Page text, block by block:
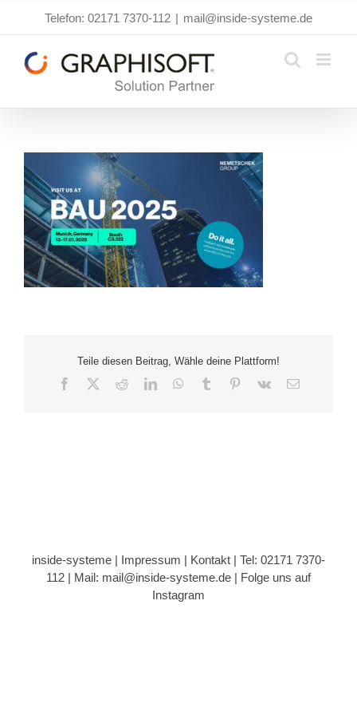
springen
Telefon: 02171 7370-112 | mail@inside-systeme.de
Teile diesen Beitrag, Wähle deine Plattform!
Facebook RedditLinkedInWhatsApp
Tumblr Pinterest
Vk
E-
inside-systeme | Impressum | Kontakt | Tel: 02171 7370-
112 | Mail: mail@inside-systeme.de | Folge uns auf
Instagram